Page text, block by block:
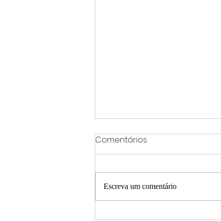
Operação Chave Mestra
Comentários
Escreva um comentário